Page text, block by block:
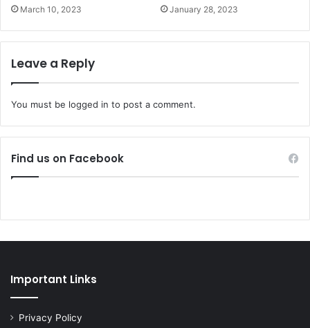
March 10, 2023 January 28, 2023
Leave a Reply
You must be logged in to post a comment.
Find us on Facebook
Important Links
Privacy Policy